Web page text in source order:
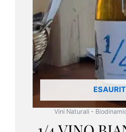
Vini Naturali -